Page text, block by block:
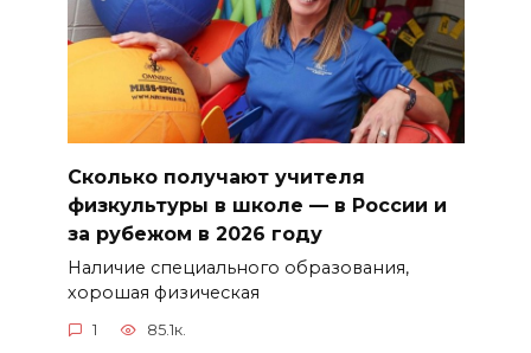
Сколько получают учителя
физкультуры в школе — в России и
за рубежом в 2026 году
Наличие специального образования,
хорошая физическая
1 85.1к.